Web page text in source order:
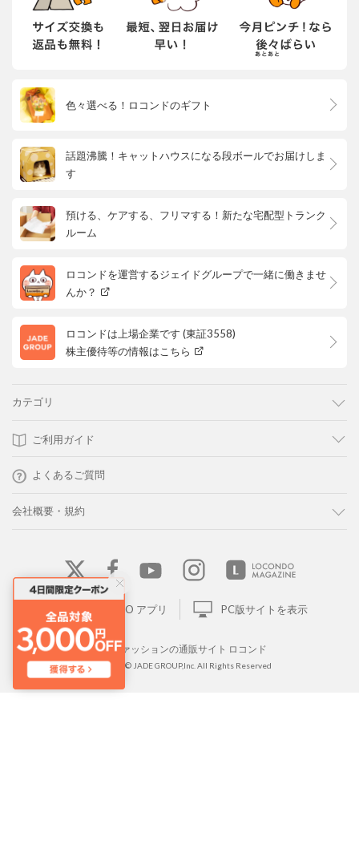
色々選べる！ロコンドのギフト
話題沸騰！キャットハウスになる段ボールでお届けしま
す
預ける、ケアする、フリマする！新たな宅配型トランク
ルーム
ロコンドを運営するジェイドグループで一緒に働きませ
んか？
ロコンドは上場企業です (東証3558)
株主優待等の情報はこちら
カテゴリ
ご利用ガイド
よくあるご質問
会社概要・規約
LOCONDO アプリ PC版サイトを表示
靴とファッションの通販サイト ロコンド
Copyright © JADE GROUP,Inc. All Rights Reserved